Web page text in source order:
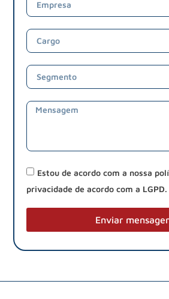
Estou de acordo com a nossa
privacidade de acordo com a LGPD.
Enviar